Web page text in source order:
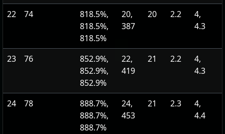
22 74
818.5%,
818.5%,
818.5%
20,
387
20 2.2
4,
4.3
23 76
852.9%,
852.9%,
852.9%
22,
419
21 2.2
4,
4.3
24 78
888.7%,
888.7%,
888.7%
24,
453
21 2.3
4,
4.4